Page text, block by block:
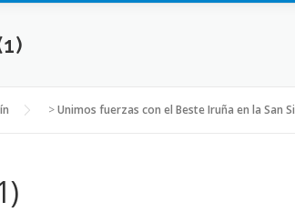
>Unimos fuerzas con el Beste Iruña en la San